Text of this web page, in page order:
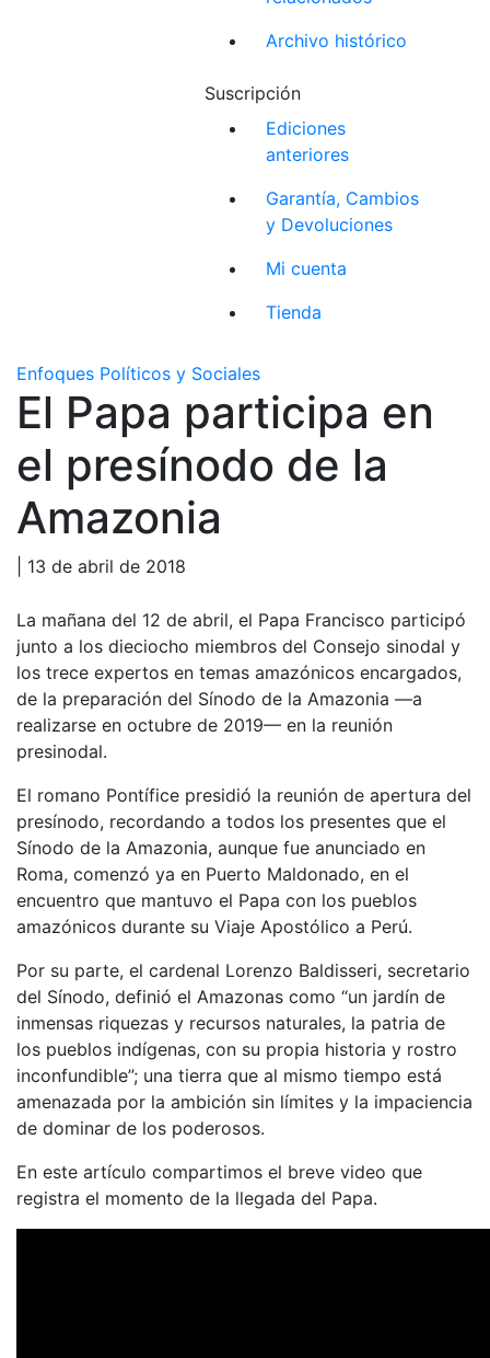
Archivo histórico
Suscripción
Ediciones
anteriores
Garantía, Cambios
y Devoluciones
Mi cuenta
Tienda
Enfoques Políticos y Sociales
El Papa participa en
el presínodo de la
Amazonia
| 13 de abril de 2018
La mañana del 12 de abril, el Papa Francisco participó
junto a los dieciocho miembros del Consejo sinodal y
los trece expertos en temas amazónicos encargados,
de la preparación del Sínodo de la Amazonia —a
realizarse en octubre de 2019— en la reunión
presinodal.
El romano Pontífice presidió la reunión de apertura del
presínodo, recordando a todos los presentes que el
Sínodo de la Amazonia, aunque fue anunciado en
Roma, comenzó ya en Puerto Maldonado, en el
encuentro que mantuvo el Papa con los pueblos
amazónicos durante su Viaje Apostólico a Perú.
Por su parte, el cardenal Lorenzo Baldisseri, secretario
del Sínodo, definió el Amazonas como “un jardín de
inmensas riquezas y recursos naturales, la patria de
los pueblos indígenas, con su propia historia y rostro
inconfundible”; una tierra que al mismo tiempo está
amenazada por la ambición sin límites y la impaciencia
de dominar de los poderosos.
En este artículo compartimos el breve video que
registra el momento de la llegada del Papa.